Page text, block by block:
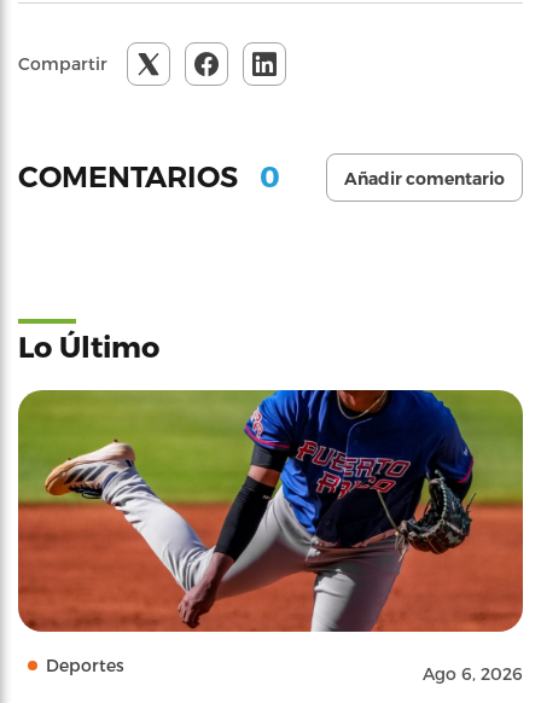
Compartir
COMENTARIOS 0 Añadir comentario
Lo Último
Deportes Ago 6, 2026